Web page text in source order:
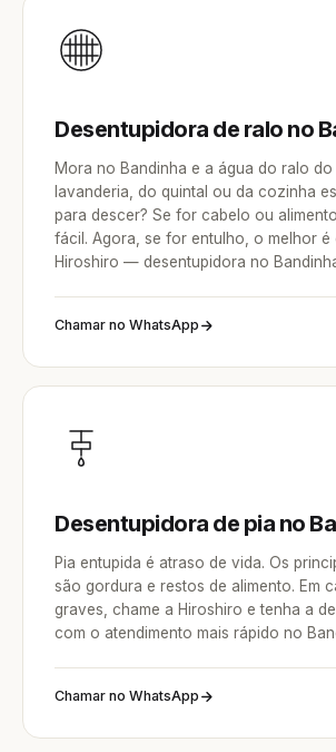
Desentupidora de ralo no
Mora no Bandinha e a água do ralo
lavanderia, do quintal ou da cozinha
para descer? Se for cabelo ou
fácil. Agora, se for entulho, o melhor é
Hiroshiro — desentupidora no
Chamar no WhatsApp
Desentupidora de pia no
Pia entupida é atraso de vida. Os
são gordura e restos de alimento. Em
graves, chame a Hiroshiro e tenha a
com o atendimento mais rápido no
Chamar no WhatsApp